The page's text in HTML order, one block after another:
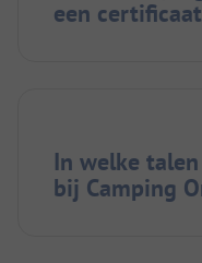
een
In welke
bij Camping